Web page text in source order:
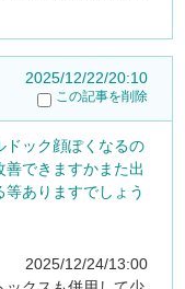
2025/12/22/20:10
この記事を削除
ドック顔ぽくなるの
できますかまた出
ありますでしょう
2025/12/24/13:00